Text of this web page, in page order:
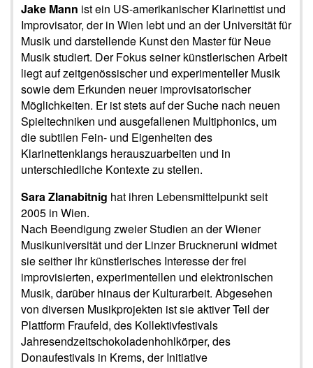
Jake Mann ist ein US-amerikanischer Klarinettist und
Improvisator, der in Wien lebt und an der Universität für
Musik und darstellende Kunst den Master für Neue
Musik studiert. Der Fokus seiner künstlerischen Arbeit
liegt auf zeitgenössischer und experimenteller Musik
sowie dem Erkunden neuer improvisatorischer
Möglichkeiten. Er ist stets auf der Suche nach neuen
Spieltechniken und ausgefallenen Multiphonics, um
die subtilen Fein- und Eigenheiten des
Klarinettenklangs herauszuarbeiten und in
unterschiedliche Kontexte zu stellen.
Sara Zlanabitnig hat ihren Lebensmittelpunkt seit
2005 in Wien.
Nach Beendigung zweier Studien an der Wiener
Musikuniversität und der Linzer Bruckneruni widmet
sie seither ihr künstlerisches Interesse der frei
improvisierten, experimentellen und elektronischen
Musik, darüber hinaus der Kulturarbeit. Abgesehen
von diversen Musikprojekten ist sie aktiver Teil der
Plattform Fraufeld, des Kollektivfestivals
Jahresendzeitschokoladenhohlkörper, des
Donaufestivals in Krems, der Initiative